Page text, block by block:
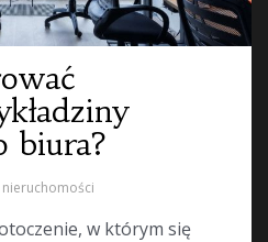
biura?
nieruchomości
w którym się